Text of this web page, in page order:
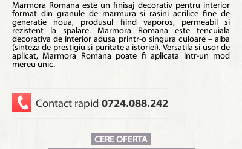
Marmora Romana este un finisaj decorativ pentru interior
format din granule de marmura si rasini acrilice fine de
generatie noua, produsul fiind vaporos, permeabil si
rezistent la spalare. Marmora Romana este tencuiala
decorativa de interior adusa printr-o singura culoare – alba
(sinteza de prestigiu si puritate a istoriei). Versatila si usor de
aplicat, Marmora Romana poate fi aplicata intr-un mod
mereu unic.
Contact rapid 0724.088.242
CERE OFERTA